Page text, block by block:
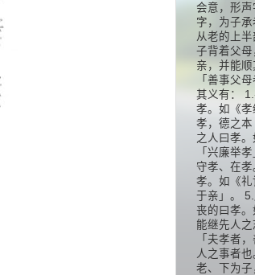
会意，形声
字，为子承
从老的上
子背着父
亲，并能
「善事父
其义有：
孝。如《孝
孝，德之
之人曰孝。
「兴廉举
守孝、在孝
孝。如《礼
于亲」。
丧的曰孝。
能继先人之
「夫孝者
人之事者
老、下为